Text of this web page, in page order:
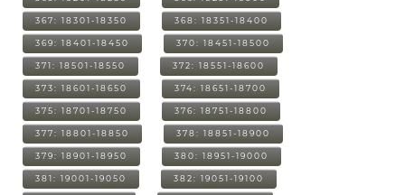
367: 18301-18350 368: 18351-18400
369: 18401-18450 370: 18451-18500
371: 18501-18550 372: 18551-18600
373: 18601-18650 374: 18651-18700
375: 18701-18750 376: 18751-18800
377: 18801-18850 378: 18851-18900
379: 18901-18950 380: 18951-19000
381: 19001-19050 382: 19051-19100